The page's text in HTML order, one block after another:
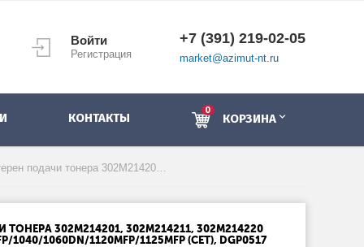
Войти
Регистрация
+7 (391) 219-02-05
market@azimut-nt.ru
КОНТАКТЫ
0
КОРЗИНА
Комплект шестерен подачи тонера 302M214201, 302M214211, 302M214220 для KYOCERA FS-1020/1025MFP/1040/1060DN/1120MFP/1125MFP (CET), DGP0517
302M214201, 302M214211, 302M214220
1040/1060DN/1120MFP/1125MFP (CET), DGP0517